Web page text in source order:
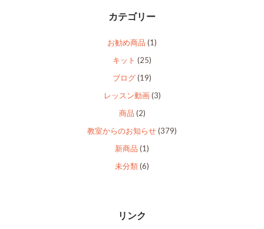
カテゴリー
お勧め商品 (1)
キット (25)
ブログ(19)
レッスン動画(3)
商品 (2)
教室からのお知らせ(379)
新商品 (1)
未分類(6)
リンク